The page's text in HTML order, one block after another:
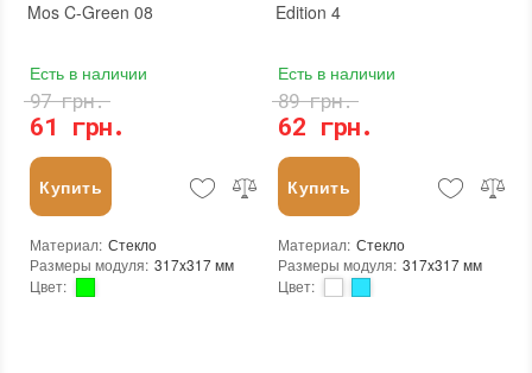
Mos C-Green 08
Есть в наличии
61 грн.
97 грн.
Купить
Материал: Стекло
Размеры модуля: 317x317 мм
Цвет:
Edition 4
Есть в наличии
62 грн.
89 грн.
Купить
Материал: Стекло
Размеры модуля: 317x317 мм
Цвет: